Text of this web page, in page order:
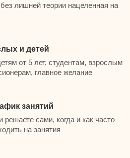
лишней теории нацеленная на
и детей
от 5 лет, студентам, взрослым
главное желание
занятий
решаете сами, когда и как часто
на занятия